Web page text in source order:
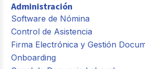
Administración
Software de Nómina
Control de Asistencia
Firma Electrónica y Gestión
Onboarding